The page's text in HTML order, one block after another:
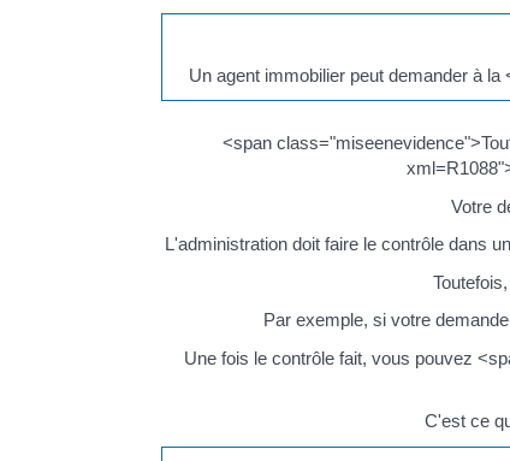
Un agent immobilier peut demander à
<span
Votre
L'administration doit faire le contrôle dans
Par exemple, si votre
Une fois le contrôle fait, vous pouvez
C'est ce